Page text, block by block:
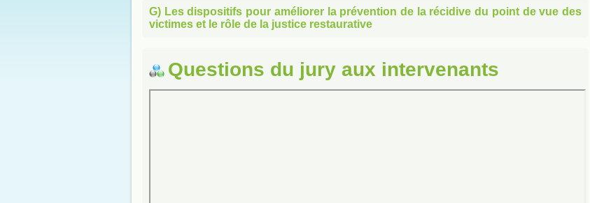
G) Les dispositifs pour améliorer la prévention de la récidive du point de vue des
victimes et le rôle de la justice restaurative
Questions du jury aux intervenants